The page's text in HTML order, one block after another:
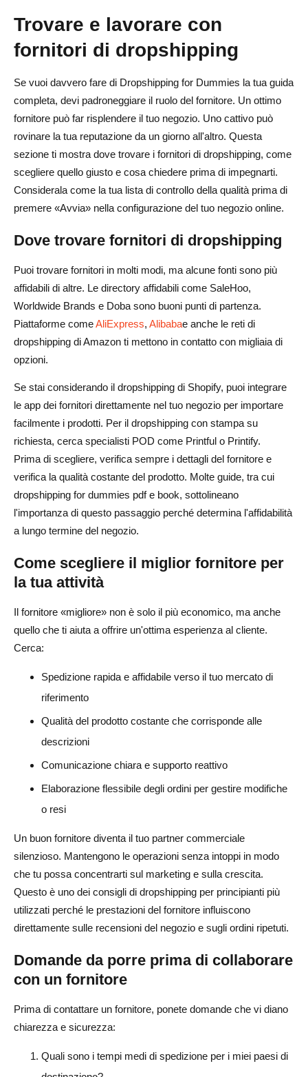
Trovare e lavorare con
fornitori di dropshipping
Se vuoi davvero fare di Dropshipping for Dummies la tua guida
completa, devi padroneggiare il ruolo del fornitore. Un ottimo
fornitore può far risplendere il tuo negozio. Uno cattivo può
rovinare la tua reputazione da un giorno all'altro. Questa
sezione ti mostra dove trovare i fornitori di dropshipping, come
scegliere quello giusto e cosa chiedere prima di impegnarti.
Considerala come la tua lista di controllo della qualità prima di
premere «Avvia» nella configurazione del tuo negozio online.
Dove trovare fornitori di dropshipping
Puoi trovare fornitori in molti modi, ma alcune fonti sono più
affidabili di altre. Le directory affidabili come SaleHoo,
Worldwide Brands e Doba sono buoni punti di partenza.
Piattaforme comeAliExpress, Alibabae anche le reti di
dropshipping di Amazon ti mettono in contatto con migliaia di
opzioni.
Se stai considerando il dropshipping di Shopify, puoi integrare
le app dei fornitori direttamente nel tuo negozio per importare
facilmente i prodotti. Per il dropshipping con stampa su
richiesta, cerca specialisti POD come Printful o Printify.
Prima di scegliere, verifica sempre i dettagli del fornitore e
verifica la qualità costante del prodotto. Molte guide, tra cui
dropshipping for dummies pdf e book, sottolineano
l'importanza di questo passaggio perché determina l'affidabilità
a lungo termine del negozio.
Come scegliere il miglior fornitore per
la tua attività
Il fornitore «migliore» non è solo il più economico, ma anche
quello che ti aiuta a offrire un'ottima esperienza al cliente.
Cerca:
Spedizione rapida e affidabile verso il tuo mercato di
riferimento
Qualità del prodotto costante che corrisponde alle
descrizioni
Comunicazione chiara e supporto reattivo
Elaborazione flessibile degli ordini per gestire modifiche
o resi
Un buon fornitore diventa il tuo partner commerciale
silenzioso. Mantengono le operazioni senza intoppi in modo
che tu possa concentrarti sul marketing e sulla crescita.
Questo è uno dei consigli di dropshipping per principianti più
utilizzati perché le prestazioni del fornitore influiscono
direttamente sulle recensioni del negozio e sugli ordini ripetuti.
Domande da porre prima di collaborare
con un fornitore
Prima di contattare un fornitore, ponete domande che vi diano
chiarezza e sicurezza:
Quali sono i tempi medi di spedizione per i miei paesi di